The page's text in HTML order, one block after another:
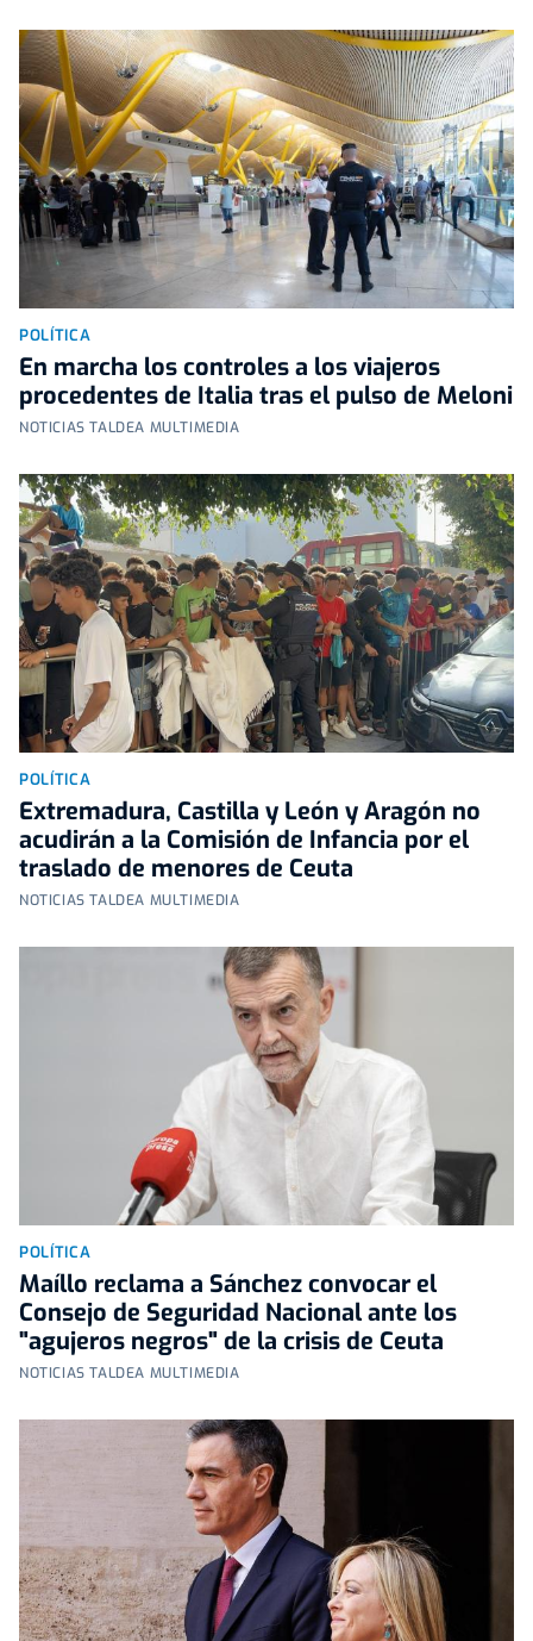
POLÍTICA
En marcha los controles a los viajeros
procedentes de Italia tras el pulso de Meloni
NOTICIAS TALDEA MULTIMEDIA
POLÍTICA
Extremadura, Castilla y León y Aragón no
acudirán a la Comisión de Infancia por el
traslado de menores de Ceuta
NOTICIAS TALDEA MULTIMEDIA
POLÍTICA
Maíllo reclama a Sánchez convocar el
Consejo de Seguridad Nacional ante los
"agujeros negros" de la crisis de Ceuta
NOTICIAS TALDEA MULTIMEDIA